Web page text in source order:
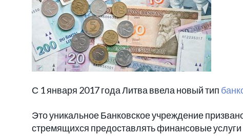
С 1 января 2017 года Литва ввела новый тип
Это уникальное Банковское учреждение
стремящихся предоставлять финансовые